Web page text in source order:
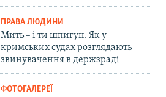
ПРАВА ЛЮДИНИ
Мить – і ти шпигун. Як у
кримських судах розглядають
звинувачення в держзраді
ФОТОГАЛЕРЕЇ